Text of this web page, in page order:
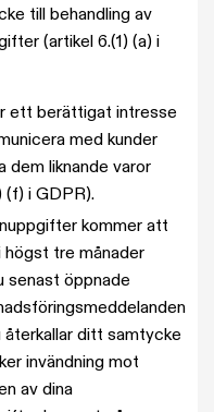
till behandling av
(artikel 6.(1) (a) i
ett berättigat intresse
med kunder
dem liknande varor
(f) i GDPR).
kommer att
högst tre månader
senast öppnade
återkallar ditt samtycke
invändning mot
av dina